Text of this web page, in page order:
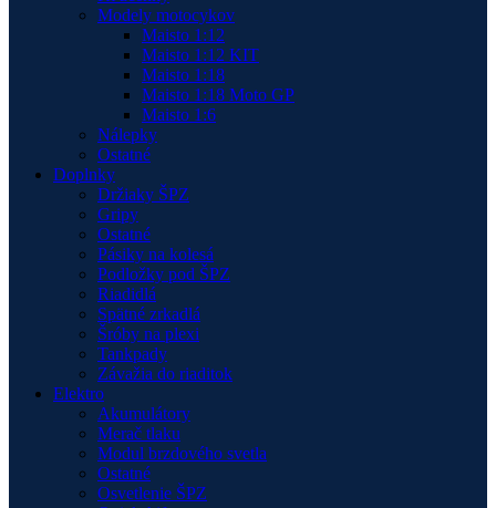
Modely motocykov
Maisto 1:12
Maisto 1:12 KIT
Maisto 1:18
Maisto 1:18 Moto GP
Maisto 1:6
Nálepky
Ostatné
Doplnky
Držiaky ŠPZ
Gripy
Ostatné
Pásiky na kolesá
Podložky pod ŠPZ
Riadidlá
Spätné zrkadlá
Šróby na plexi
Tankpady
Závažia do riaditok
Elektro
Akumulátory
Merač tlaku
Modul brzdového svetla
Ostatné
Osvetlenie ŠPZ